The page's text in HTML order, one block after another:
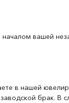
вашей
в нашей
брак. В